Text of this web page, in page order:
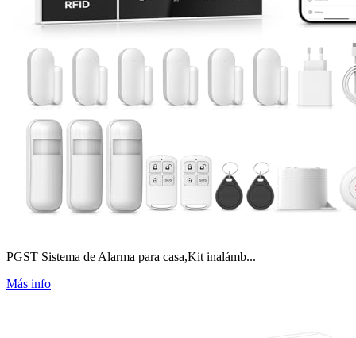
PGST Sistema de Alarma para casa,Kit inalámb...
Más info